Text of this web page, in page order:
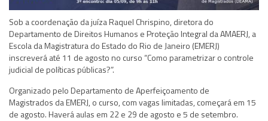
Sob a coordenação da juíza Raquel Chrispino, diretora do
Departamento de Direitos Humanos e Proteção Integral da AMAERJ, a
Escola da Magistratura do Estado do Rio de Janeiro (EMERJ)
inscreverá até 11 de agosto no curso “Como parametrizar o controle
judicial de políticas públicas?”.
Organizado pelo Departamento de Aperfeiçoamento de
Magistrados da EMERJ, o curso, com vagas limitadas, começará em 15
de agosto. Haverá aulas em 22 e 29 de agosto e 5 de setembro.